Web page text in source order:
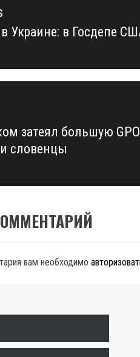
Украине: в Госдепе
затеял большую
словенцы
вам необходимо